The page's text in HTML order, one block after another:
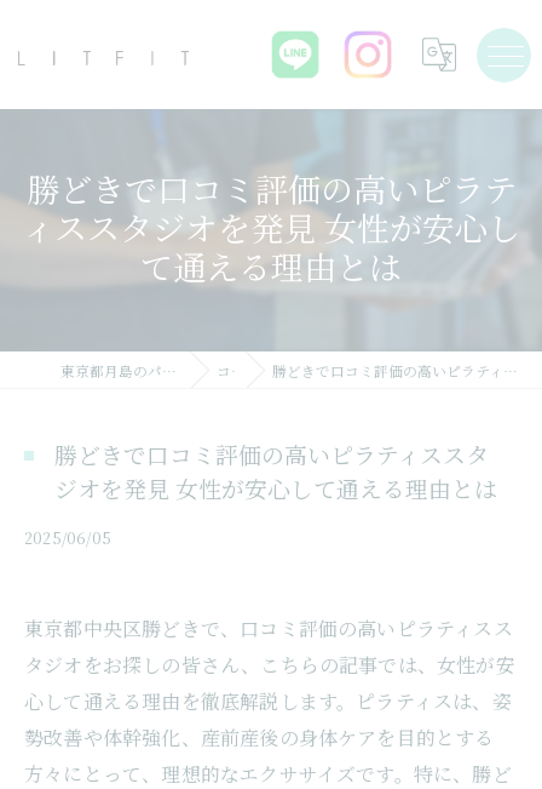
勝どきで口コミ評価の高いピラテ
ィススタジオを発見 女性が安心し
て通える理由とは
東京都月島のパーソナルジムならLIT FIT コラム 勝どきで口コミ評価の高いピラティススタジオを発見 女性が安心して通える理由とは
勝どきで口コミ評価の高いピラティススタ
ジオを発見 女性が安心して通える理由とは
2025/06/05
東京都中央区勝どきで、口コミ評価の高いピラティスス
タジオをお探しの皆さん、こちらの記事では、女性が安
心して通える理由を徹底解説します。ピラティスは、姿
勢改善や体幹強化、産前産後の身体ケアを目的とする
方々にとって、理想的なエクササイズです。特に、勝ど